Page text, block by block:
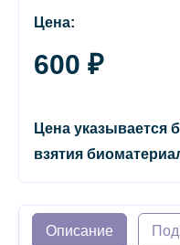
Цена:
600 ₽
Цена указывается
взятия
Описание